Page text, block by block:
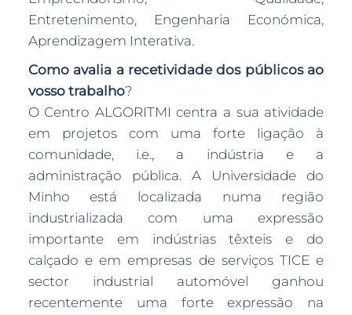
Entretenimento, Engenharia Económica,
Aprendizagem Interativa.
Como avalia a recetividade dos públicos ao
vosso trabalho?
O Centro ALGORITMI centra a sua atividade
em projetos com uma forte ligação à
comunidade, i.e., a indústria e a
administração pública. A Universidade do
Minho está localizada numa região
industrializada com uma expressão
importante em indústrias têxteis e do
calçado e em empresas de serviços TICE e
sector industrial automóvel ganhou
recentemente uma forte expressão na